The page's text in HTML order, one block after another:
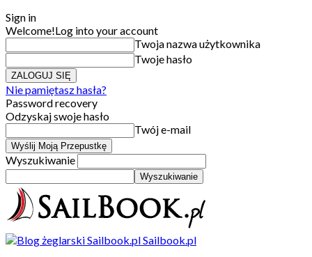
Sign in
Welcome!Log into your account
Twoja nazwa użytkownika
Twoje hasło
Nie pamiętasz hasła?
Password recovery
Odzyskaj swoje hasło
Twój e-mail
Wyszukiwanie
Sailbook.pl